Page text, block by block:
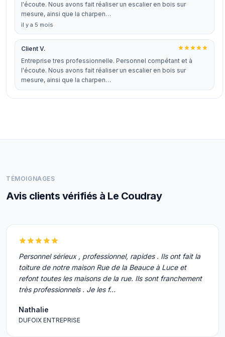
l'écoute. Nous avons fait réaliser un escalier en bois sur
mesure, ainsi que la charpen…
il y a 5 mois
Client V.
Entreprise tres professionnelle. Personnel compétant et à
l'écoute. Nous avons fait réaliser un escalier en bois sur
mesure, ainsi que la charpen…
TÉMOIGNAGES
Avis clients vérifiés à Le Coudray
Personnel sérieux , professionnel, rapides . Ils ont fait la
toiture de notre maison Rue de la Beauce à Luce et
refont toutes les maisons de la rue. Ils sont franchement
très professionnels . Je les f…
Nathalie
DUFOIX ENTREPRISE